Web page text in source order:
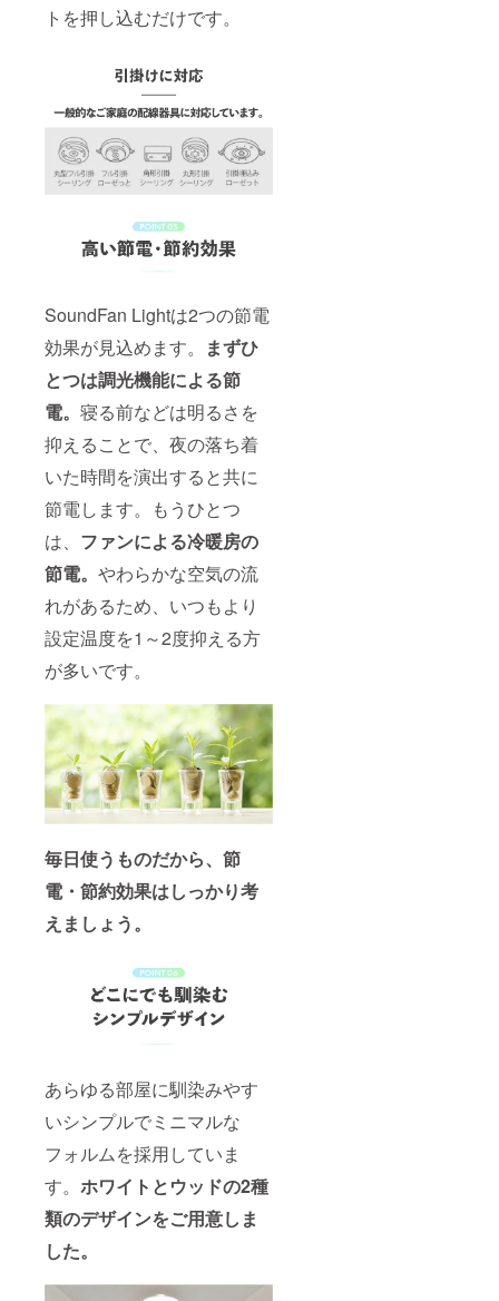
トを押し込むだけです。
SoundFan Lightは2つの節電
効果が見込めます。
まずひ
とつは調光機能による節
電。 寝る前などは明るさを
抑えることで、夜の落ち着
いた時間を演出すると共に
節電します。もうひとつ
は、 ファンによる冷暖房の
節電。 やわらかな空気の流
れがあるため、いつもより
設定温度を1～2度抑える方
が多いです。
毎日使うものだから、節
電・節約効果はしっかり考
えましょう。
あらゆる部屋に馴染みやす
いシンプルでミニマルな
フォルムを採用していま
す。 ホワイトとウッドの2種
類のデザインをご用意しま
した。